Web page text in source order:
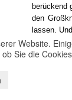
berückend
den
lassen.
Website.
Sie die